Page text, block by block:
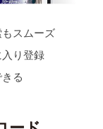
スムーズ
り登録
る